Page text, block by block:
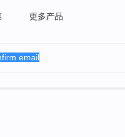
更多产品